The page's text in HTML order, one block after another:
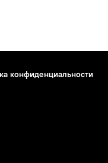
конфиденциальности